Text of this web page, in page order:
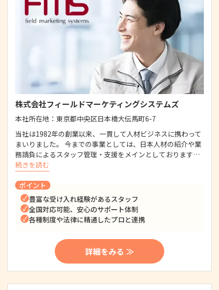
株式会社フィールドマーケティングシステムズ
本社所在地： 東京都中央区日本橋大伝馬町6-7
当社は1982年の創業以来、一貫して人材ビジネスに携わって
まいりました。 今までの事業としては、日本人材の紹介や業
務請負によるスタッフ管理・支援をメインとしております…
続きを読む
ポイント
豊富な受け入れ経験があるスタッフ
全国対応可能、安心のサポート体制
各種制度や法律に精通したプロと連携
詳細をみる ≫